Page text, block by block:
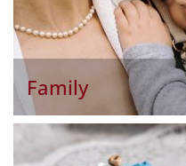
Family